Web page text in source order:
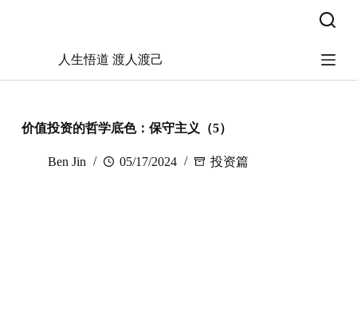
人生悟道 渡人渡己
价值投资的哲学底色：保守主义（5）
Ben Jin 05/17/2024 投资篇